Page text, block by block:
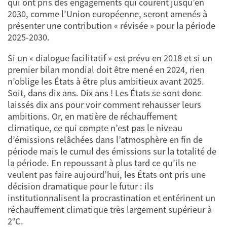
2030, comme l’Union européenne, seront amenés à
présenter une contribution « révisée » pour la période
2025-2030.
Si un « dialogue facilitatif » est prévu en 2018 et si un
premier bilan mondial doit être mené en 2024, rien
n’oblige les États à être plus ambitieux avant 2025.
Soit, dans dix ans. Dix ans ! Les États se sont donc
laissés dix ans pour voir comment rehausser leurs
ambitions. Or, en matière de réchauffement
climatique, ce qui compte n’est pas le niveau
d’émissions relâchées dans l’atmosphère en fin de
période mais le cumul des émissions sur la totalité de
la période. En repoussant à plus tard ce qu’ils ne
veulent pas faire aujourd’hui, les États ont pris une
décision dramatique pour le futur : ils
institutionnalisent la procrastination et entérinent un
réchauffement climatique très largement supérieur à
2°C.